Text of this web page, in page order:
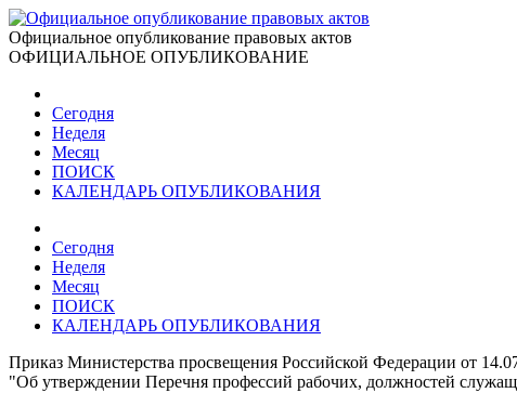
Официальное опубликование правовых актов
ОФИЦИАЛЬНОЕ ОПУБЛИКОВАНИЕ
Сегодня
Неделя
Месяц
ПОИСК
КАЛЕНДАРЬ ОПУБЛИКОВАНИЯ
Сегодня
Неделя
Месяц
ПОИСК
КАЛЕНДАРЬ ОПУБЛИКОВАНИЯ
Приказ Министерства просвещения Российской Федерации от
"Об утверждении Перечня профессий рабочих, должностей